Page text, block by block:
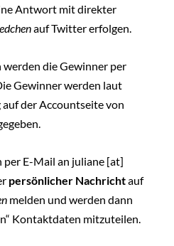
Antwort mit direkter
auf Twitter erfolgen.
die Gewinner per
Gewinner werden laut
der Accountseite von
per E-Mail an juliane [at]
persönlicher Nachrichtauf
melden und werden dann
Kontaktdaten mitzuteilen.